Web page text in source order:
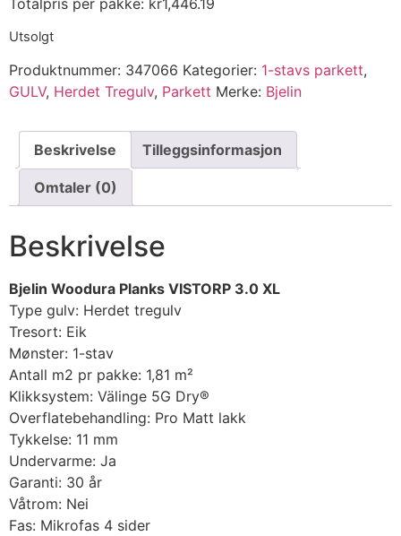
Utsolgt
Produktnummer: 347066 Kategorier: 1-stavs parkett,
GULV, Herdet Tregulv, Parkett Merke: Bjelin
Beskrivelse Tilleggsinformasjon
Omtaler (0)
Beskrivelse
Bjelin Woodura Planks VISTORP 3.0 XL
Type gulv: Herdet tregulv
Tresort: Eik
Mønster: 1-stav
Antall m2 pr pakke: 1,81 m²
Klikksystem: Välinge 5G Dry®
Overflatebehandling: Pro Matt lakk
Tykkelse: 11 mm
Undervarme: Ja
Garanti: 30 år
Våtrom: Nei
Fas: Mikrofas 4 sider